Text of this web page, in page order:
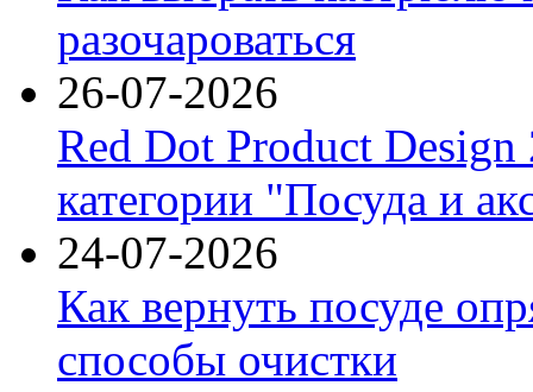
разочароваться
26-07-2026
Red Dot Product Design
категории "Посуда и
24-07-2026
Как вернуть посуде
способы очистки